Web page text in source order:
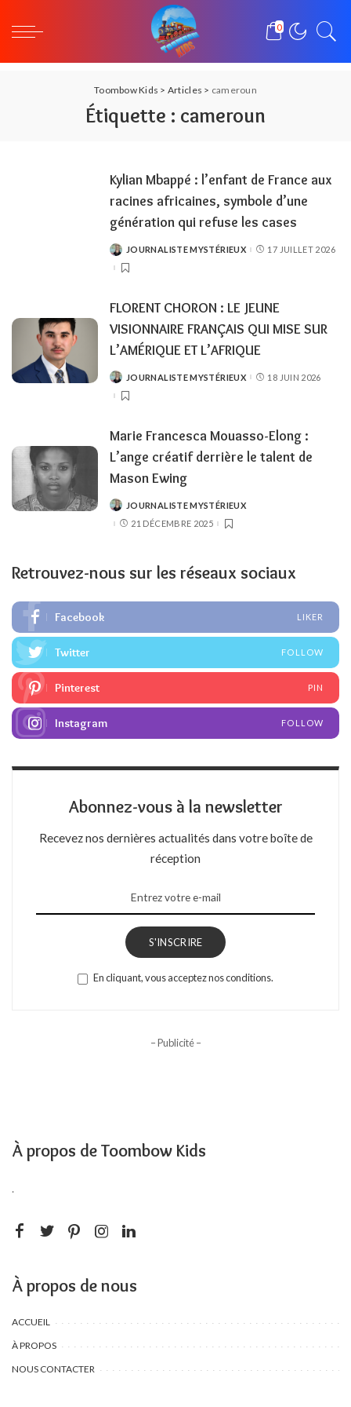
0
Toombow Kids > Articles > cameroun
Étiquette : cameroun
Kylian Mbappé : l’enfant de France aux
racines africaines, symbole d’une
génération qui refuse les cases
POSTEDJOURNALISTE MYSTÉRIEUX 17 JUILLET 2026
FLORENT CHORON : LE JEUNE
VISIONNAIRE FRANÇAIS QUI MISE SUR
L’AMÉRIQUE ET L’AFRIQUE
POSTEDJOURNALISTE MYSTÉRIEUX 18 JUIN 2026
Marie Francesca Mouasso-Elong :
L’ange créatif derrière le talent de
Mason Ewing
POSTEDJOURNALISTE MYSTÉRIEUX
21 DÉCEMBRE 2025
Retrouvez-nous sur les réseaux sociaux
Facebook LIKER
Twitter FOLLOW
Pinterest PIN
Instagram FOLLOW
Abonnez-vous à la newsletter
Recevez nos dernières actualités dans votre boîte de
réception
S'INSCRIRE
En cliquant, vous acceptez nos conditions.
– Publicité –
À propos de Toombow Kids
.
À propos de nous
ACCUEIL
À PROPOS
NOUS CONTACTER